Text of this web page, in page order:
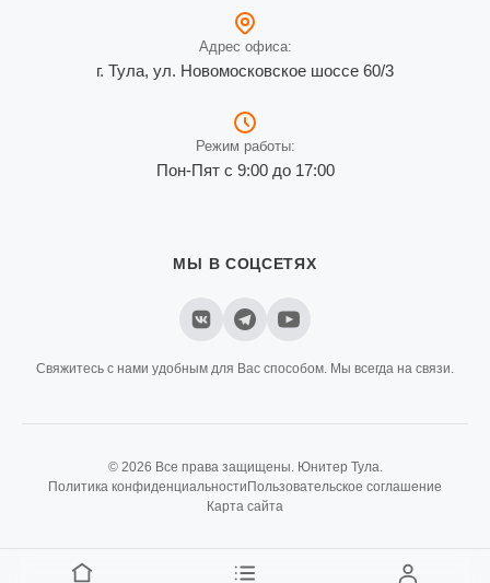
Адрес офиса:
г. Тула, ул. Новомосковское шоссе 60/3
Режим работы:
Пон-Пят с 9:00 до 17:00
МЫ В СОЦСЕТЯХ
Свяжитесь с нами удобным для Вас способом. Мы всегда на связи.
© 2026 Все права защищены. Юнитер Тула.
Политика конфиденциальности Пользовательское соглашение
Карта сайта